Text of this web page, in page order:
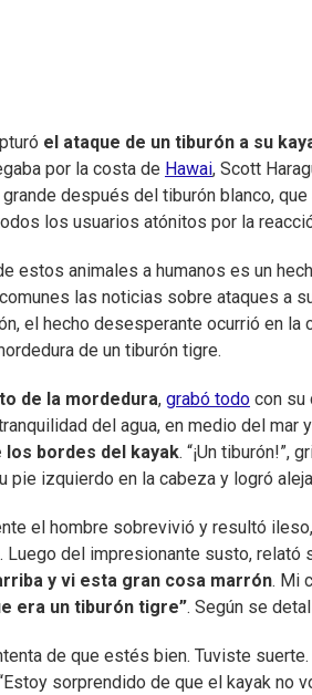
el ataque de un tiburón a su
por la costa de Hawai, Scott
después del tiburón blanco,
los usuarios atónitos por la
estos animales a humanos es un
las noticias sobre ataques a
el hecho desesperante ocurrió en la
de un tiburón tigre.
de la mordedura, grabó todo con su
del agua, en medio del mar
los bordes del kayak. “¡Un tiburón!”,
pie izquierdo en la cabeza y logró
el hombre sobrevivió y resultó
Luego del impresionante susto, relató
y vi esta gran cosa marrón. Mi
era un tiburón tigre”. Según se
de que estés bien. Tuviste
sorprendido de que el kayak no